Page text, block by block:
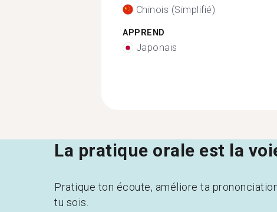
Chinois (Simplifié)
APPREND
Japonais
La pratique orale est la
Pratique ton écoute, améliore ta
tu sois.